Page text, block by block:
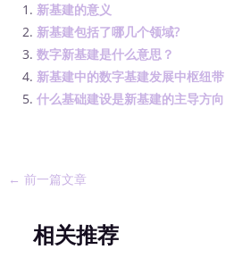
新基建的意义
新基建包括了哪几个领域?
数字新基建是什么意思？
新基建中的数字基建发展中枢纽带
什么基础建设是新基建的主导方向
← 前一篇文章
相关推荐